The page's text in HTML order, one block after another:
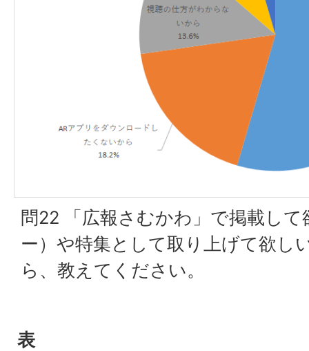
問22 「広報さむかわ」で掲載し
ー）や特集として取り上げて欲し
ら、教えてください。
表